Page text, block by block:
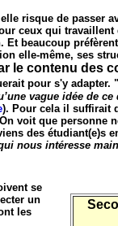
risque de passer
ceux qui
beaucoup
elle-même, ses
le contenu des
pour s'y adapter. "
vague idée de
). Pour cela il suffirait
voit que personne
des étudiant(e)s
nous intéresse
se
un
les